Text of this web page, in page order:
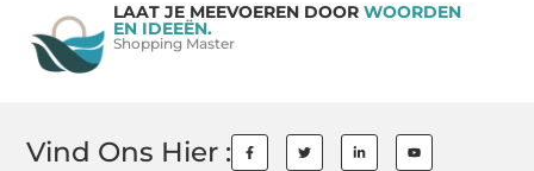
LAAT JE MEEVOEREN DOOR WOORDEN
EN IDEEËN.
Shopping Master
Vind Ons Hier :